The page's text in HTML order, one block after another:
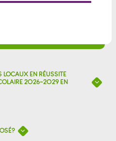
LOCAUX EN RÉUSSITE
2026-2029 EN